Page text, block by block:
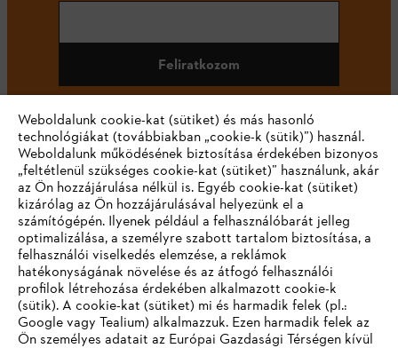
Feliratkozom
#STIHL
Vállalat
Weboldalunk cookie-kat (sütiket) és más hasonló
technológiákat (továbbiakban „cookie-k (sütik)”) használ.
Weboldalunk működésének biztosítása érdekében bizonyos
„feltétlenül szükséges cookie-kat (sütiket)” használunk, akár
az Ön hozzájárulása nélkül is. Egyéb cookie-kat (sütiket)
kizárólag az Ön hozzájárulásával helyezünk el a
számítógépén. Ilyenek például a felhasználóbarát jelleg
optimalizálása, a személyre szabott tartalom biztosítása, a
felhasználói viselkedés elemzése, a reklámok
hatékonyságának növelése és az átfogó felhasználói
profilok létrehozása érdekében alkalmazott cookie-k
(sütik). A cookie-kat (sütiket) mi és harmadik felek (pl.:
Google vagy Tealium) alkalmazzuk. Ezen harmadik felek az
Ön személyes adatait az Európai Gazdasági Térségen kívül